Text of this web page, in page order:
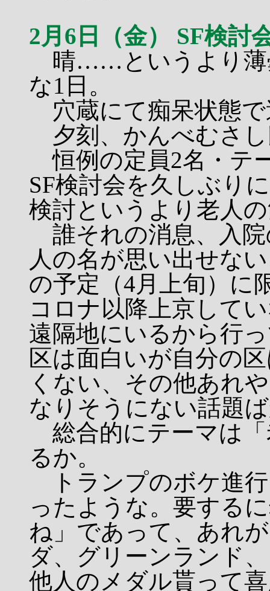
2月6日（金） SF検討
晴……というより薄
な1日。
穴蔵にて痴呆状態で
夕刻、かんべむさ
恒例の定員2名・テ
SF検討会を久しぶり
検討というより老人
誰それの消息、入
人の名が思い出せな
の予定（4月上旬）に
コロナ以降上京して
遠隔地にいるから行
区は面白いが自分の
くない、その他あれ
なりそうにない話題
総合的にテーマは
るか。
トランプのボケ進
ったような。要する
ね」であって、あれ
ダ、グリーンランド
他人のメダル貰って